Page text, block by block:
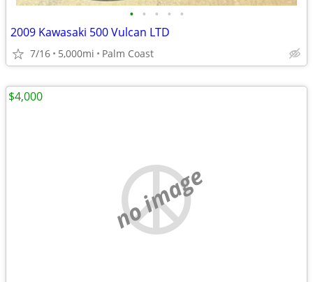
• • • • •
2009 Kawasaki 500 Vulcan LTD
7/16 5,000mi Palm Coast
no image
$4,000